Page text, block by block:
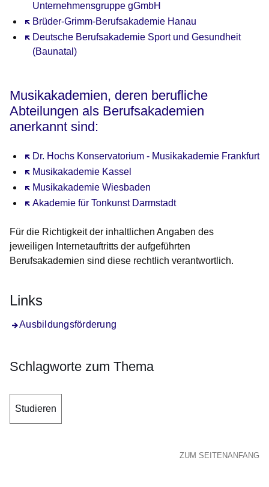
Unternehmensgruppe gGmbH
Brüder-Grimm-Berufsakademie Hanau
Öffnet sich in einem neuen Fenster
Deutsche Berufsakademie Sport und Gesundheit
(Baunatal)
Öffnet sich in einem neuen Fenster
Musikakademien, deren berufliche
Abteilungen als Berufsakademien
anerkannt sind:
Dr. Hochs Konservatorium - Musikakademie Frankfurt
Öffnet sich in einem neuen Fenster
Musikakademie Kassel
Öffnet sich in einem neuen Fenster
Musikakademie Wiesbaden
Öffnet sich in einem neuen Fenster
Akademie für Tonkunst Darmstadt
Öffnet sich in einem neuen Fenster
Für die Richtigkeit der inhaltlichen Angaben des
jeweiligen Internetauftritts der aufgeführten
Berufsakademien sind diese rechtlich verantwortlich.
Links
Ausbildungsförderung
Schlagworte zum Thema
Studieren
ZUM SEITENANFANG